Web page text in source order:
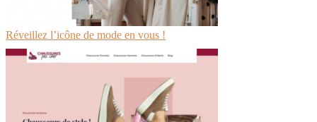
Réveillez l’icône de mode en vous !